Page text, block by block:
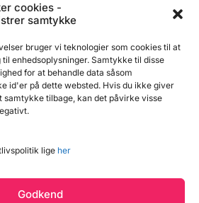
cookies -
samtykke
bruger vi teknologier som cookies til at
enhedsoplysninger. Samtykke til disse
for at behandle data såsom
id'er på dette websted. Hvis du ikke giver
tilbage, kan det påvirke visse
lige her
Godkend
og modtag gode tilbud
direkte i din